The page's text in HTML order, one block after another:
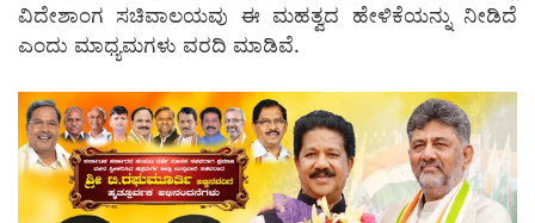
ವಿದೇಶಾಂಗ ಸಚಿವಾಲಯವು ಈ ಮಹತ್ವದ ಹೇಳಿಕೆಯನ್ನು ನೀಡಿದೆ
ಎಂದು ಮಾಧ್ಯಮಗಳು ವರದಿ ಮಾಡಿವೆ.